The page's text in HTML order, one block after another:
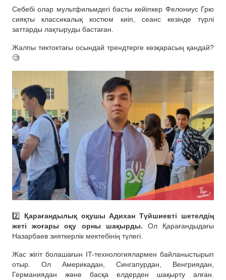
Себебі олар мультфильмдегі басты кейіпкер Фелониус Грю
сияқты классикалық костюм киіп, сеанс кезінде түрлі
заттарды лақтыруды бастаған.
Жалпы тиктоктағы осындай трендтерге көзқарасың қандай?
🧐
2️⃣ Қарағандылық оқушы Адихан Түйшиевті шетелдің
жеті жоғары оқу орны шақырды. Ол Қарағандыдағы
Назарбаев зияткерлік мектебінің түлегі.
Жас жігіт болашағын IT-технологиялармен байланыстырып
отыр. Ол Америкадан, Сингапурдан, Венгриядан,
Германиядан және басқа елдерден шақырту алған.